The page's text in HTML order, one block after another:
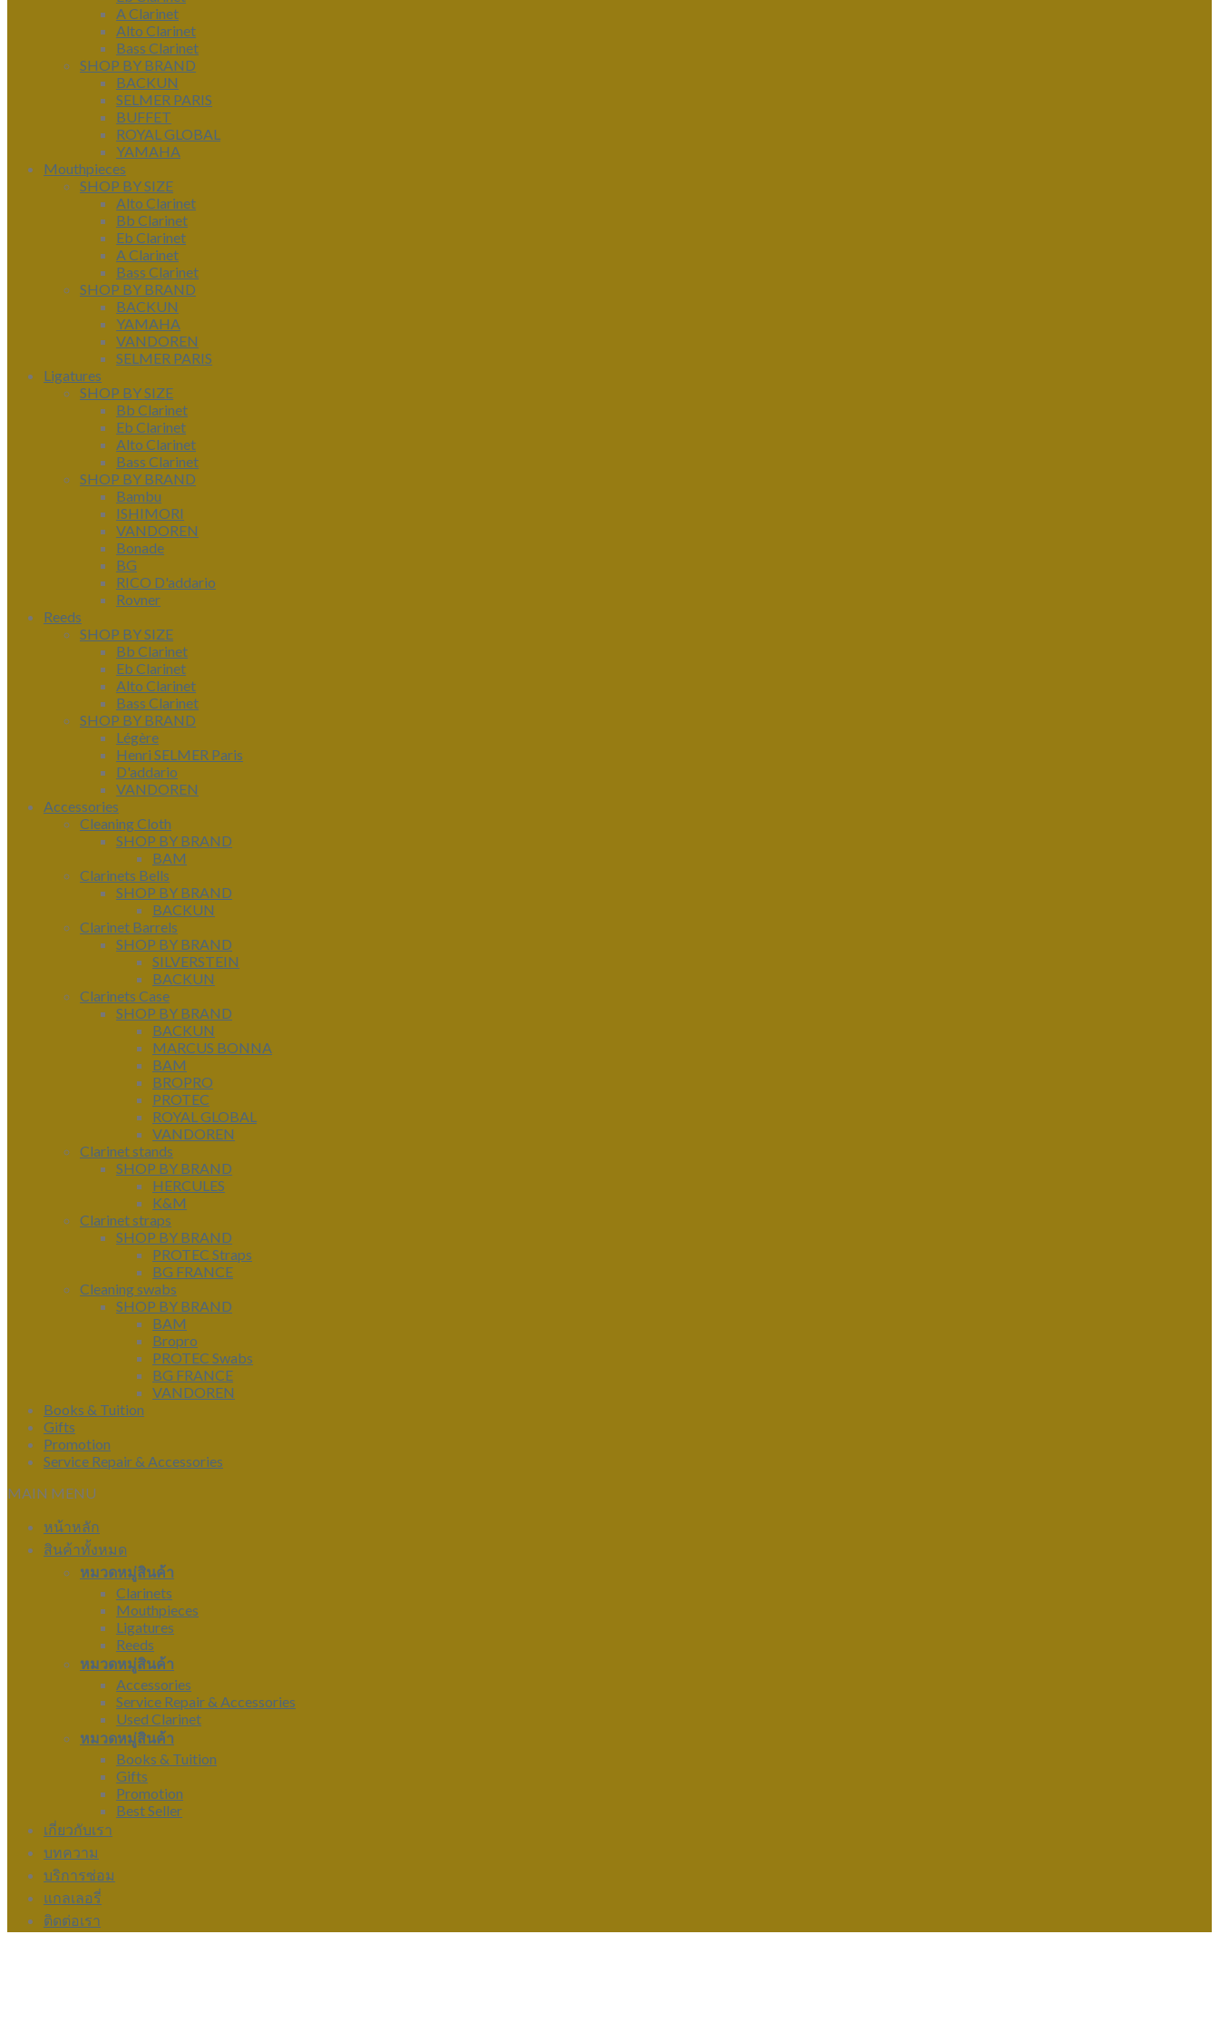
A Clarinet
Alto Clarinet
Bass Clarinet
SHOP BY BRAND
BACKUN
SELMER PARIS
BUFFET
ROYAL GLOBAL
YAMAHA
Mouthpieces
SHOP BY SIZE
Alto Clarinet
Bb Clarinet
Eb Clarinet
A Clarinet
Bass Clarinet
SHOP BY BRAND
BACKUN
YAMAHA
VANDOREN
SELMER PARIS
Ligatures
SHOP BY SIZE
Bb Clarinet
Eb Clarinet
Alto Clarinet
Bass Clarinet
SHOP BY BRAND
Bambu
ISHIMORI
VANDOREN
Bonade
BG
RICO D'addario
Rovner
Reeds
SHOP BY SIZE
Bb Clarinet
Eb Clarinet
Alto Clarinet
Bass Clarinet
SHOP BY BRAND
Légère
Henri SELMER Paris
D'addario
VANDOREN
Accessories
Cleaning Cloth
SHOP BY BRAND
BAM
Clarinets Bells
SHOP BY BRAND
BACKUN
Clarinet Barrels
SHOP BY BRAND
SILVERSTEIN
BACKUN
Clarinets Case
SHOP BY BRAND
BACKUN
MARCUS BONNA
BAM
BROPRO
PROTEC
ROYAL GLOBAL
VANDOREN
Clarinet stands
SHOP BY BRAND
HERCULES
K&M
Clarinet straps
SHOP BY BRAND
PROTEC Straps
BG FRANCE
Cleaning swabs
SHOP BY BRAND
BAM
Bropro
PROTEC Swabs
BG FRANCE
VANDOREN
Books & Tuition
Gifts
Promotion
Service Repair & Accessories
MAIN MENU
หน้าหลัก
สินค้าทั้งหมด
หมวดหมู่สินค้า
Clarinets
Mouthpieces
Ligatures
Reeds
หมวดหมู่สินค้า
Accessories
Service Repair & Accessories
Used Clarinet
หมวดหมู่สินค้า
Books & Tuition
Gifts
Promotion
Best Seller
เกี่ยวกับเรา
บทความ
บริการซ่อม
แกลเลอรี่
ติดต่อเรา